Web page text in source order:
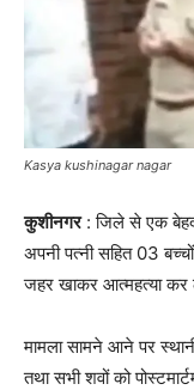
Kasya kushinagar nagar
कुशीनगर: जिले से एक
अपनी पत्नी सहित 03
जहर खाकर आत्महत्या कर
मामला सामने आने पर
तथा सभी शवों को